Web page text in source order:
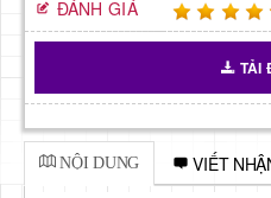
ĐÁNH GIÁ
TẢI
NỘI DUNG VIẾT